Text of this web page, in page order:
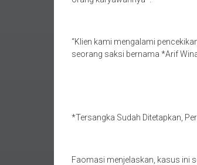
orang karyawannya*.
“Klien kami mengalami
seorang saksi bernama *Arif
*Tersangka Sudah Ditetapkan,